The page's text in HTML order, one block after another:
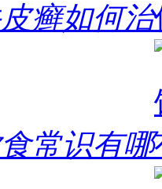
癣如何治
常识有哪